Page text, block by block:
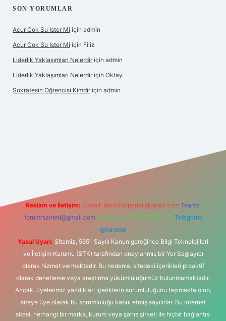
SON YORUMLAR
Acur Cok Su Ister Mi için admin
Acur Cok Su Ister Mi için Filiz
Liderlik Yaklaşımları Nelerdir için admin
Liderlik Yaklaşımları Nelerdir için Oktay
Sokratesin Öğrencisi Kimdir için admin
Reklam ve İletişim: E-mail: backlinkpaneli@gmail.com Teams:
forumhizmeti@gmail.com Whatsapp: 0262 606 0 726 Telegram:
@karabul
Yasal Uyarı: Sitemiz, 5651 Sayılı Kanun gereğince Bilgi Teknolojileri
ve İletişim Kurumu (BTK) tarafından onaylanmış bir Yer Sağlayıcı
olarak hizmet vermektedir. Bu nedenle, sitedeki içerikleri proaktif
olarak denetleme veya araştırma yükümlülüğümüz bulunmamaktadır.
Ancak, üyelerimiz yazdıkları içeriklerin sorumluluğunu taşımakta olup,
siteye üye olarak bu sorumluluğu kabul etmiş sayılırlar. Bu internet
sitesi, herhangi bir marka, kurum veya şahıs şirketi ile hiçbir bağlantısı